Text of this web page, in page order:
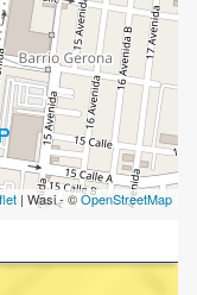
| Wasi - ©OpenStreetMap